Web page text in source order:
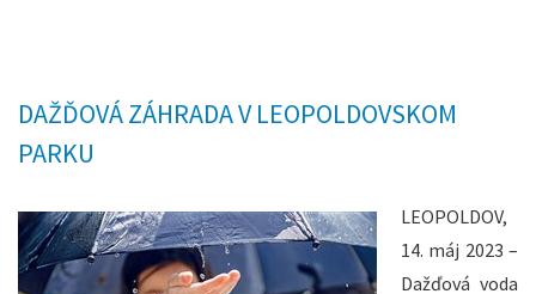
DAŽĎOVÁ ZÁHRADA V LEOPOLDOVSKOM
PARKU
LEOPOLDOV,
14. máj 2023 –
Dažďová voda